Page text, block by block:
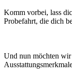
Komm vorbei, lass
Probefahrt, die dich
Und nun möchten